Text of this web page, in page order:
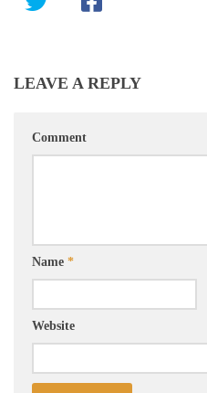
LEAVE A REPLY
Comment
Name *
Website